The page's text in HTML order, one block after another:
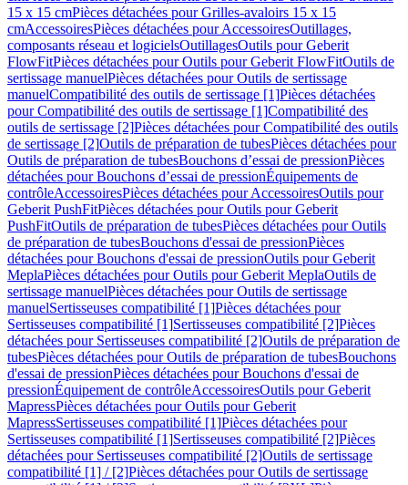
15 x 15 cmPièces détachées pour Grilles-avaloirs 15 x 15
cmAccessoiresPièces détachées pour AccessoiresOutillages,
composants réseau et logicielsOutillagesOutils pour Geberit
FlowFitPièces détachées pour Outils pour Geberit FlowFitOutils de
sertissage manuelPièces détachées pour Outils de sertissage
manuelCompatibilité des outils de sertissage [1]Pièces détachées
pour Compatibilité des outils de sertissage [1]Compatibilité des
outils de sertissage [2]Pièces détachées pour Compatibilité des outils
de sertissage [2]Outils de préparation de tubesPièces détachées pour
Outils de préparation de tubesBouchons d’essai de pressionPièces
détachées pour Bouchons d’essai de pressionÉquipements de
contrôleAccessoiresPièces détachées pour AccessoiresOutils pour
Geberit PushFitPièces détachées pour Outils pour Geberit
PushFitOutils de préparation de tubesPièces détachées pour Outils
de préparation de tubesBouchons d'essai de pressionPièces
détachées pour Bouchons d'essai de pressionOutils pour Geberit
MeplaPièces détachées pour Outils pour Geberit MeplaOutils de
sertissage manuelPièces détachées pour Outils de sertissage
manuelSertisseuses compatibilité [1]Pièces détachées pour
Sertisseuses compatibilité [1]Sertisseuses compatibilité [2]Pièces
détachées pour Sertisseuses compatibilité [2]Outils de préparation de
tubesPièces détachées pour Outils de préparation de tubesBouchons
d'essai de pressionPièces détachées pour Bouchons d'essai de
pressionÉquipement de contrôleAccessoiresOutils pour Geberit
MapressPièces détachées pour Outils pour Geberit
MapressSertisseuses compatibilité [1]Pièces détachées pour
Sertisseuses compatibilité [1]Sertisseuses compatibilité [2]Pièces
détachées pour Sertisseuses compatibilité [2]Outils de sertissage
compatibilité [1] / [2]Pièces détachées pour Outils de sertissage